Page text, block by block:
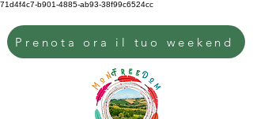
71d4f4c7-b901-4885-ab93-38f99c6524cc
Prenota ora il tuo weekend